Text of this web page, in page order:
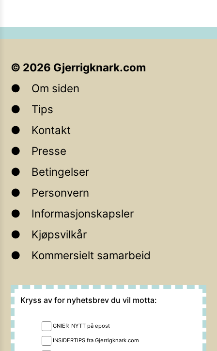
© 2026 Gjerrigknark.com
Om siden
Tips
Kontakt
Presse
Betingelser
Personvern
Informasjonskapsler
Kjøpsvilkår
Kommersielt samarbeid
Kryss av for nyhetsbrev du vil motta:
GNIER-NYTT på epost
INSIDERTIPS fra Gjerrigknark.com